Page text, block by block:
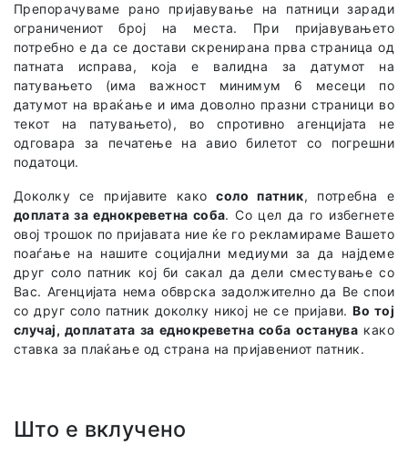
Препорачуваме рано пријавување на патници заради
ограничениот број на места. При пријавувањето
потребно е да се достави скренирана прва страница од
патната исправа, која е валидна за датумот на
патувањето (има важност минимум 6 месеци по
датумот на враќање и има доволно празни страници во
текот на патувањето), во спротивно агенцијата не
одговара за печатење на авио билетот со погрешни
податоци.
Доколку се пријавите какосоло патник, потребна е
доплата за еднокреветна соба. Со цел да го избегнете
овој трошок по пријавата ние ќе го рекламираме Вашето
поаѓање на нашите социјални медиуми за да најдеме
друг соло патник кој би сакал да дели сместување со
Вас. Агенцијата нема обврска задолжително да Ве спои
со друг соло патник доколку никој не се пријави.Во тој
случај, доплатата за еднокреветна соба останува како
ставка за плаќање од страна на пријавениот патник.
Што е вклучено